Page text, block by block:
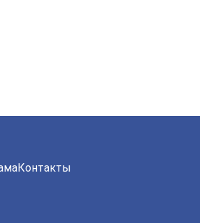
Контакты